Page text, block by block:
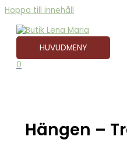
Hoppa till innehåll
HUVUDMENY
0
Hängen –